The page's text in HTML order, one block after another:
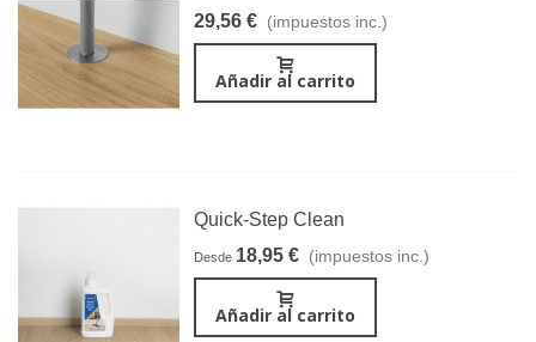
29,56 € (impuestos inc.)
Añadir al carrito
Quick-Step Clean
Desde 18,95 € (impuestos inc.)
Añadir al carrito